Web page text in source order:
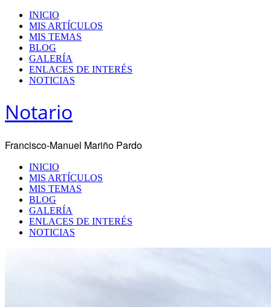
INICIO
MIS ARTÍCULOS
MIS TEMAS
BLOG
GALERÍA
ENLACES DE INTERÉS
NOTICIAS
Notario
Francisco-Manuel Mariño Pardo
INICIO
MIS ARTÍCULOS
MIS TEMAS
BLOG
GALERÍA
ENLACES DE INTERÉS
NOTICIAS